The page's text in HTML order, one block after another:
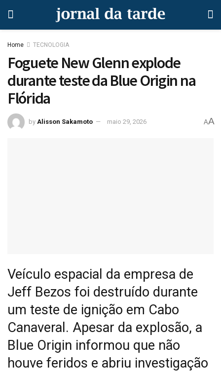
Home TECNOLOGIA
Foguete New Glenn explode
durante teste da Blue Origin na
Flórida
by Alisson Sakamoto maio 29, 2026 AA
Veículo espacial da empresa de
Jeff Bezos foi destruído durante
um teste de ignição em Cabo
Canaveral. Apesar da explosão, a
Blue Origin informou que não
houve feridos e abriu investigação